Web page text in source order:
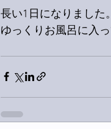
長い1日になりました。
ゆっくりお風呂に入